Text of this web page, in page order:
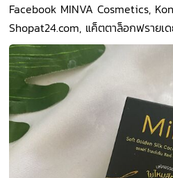
Facebook MINVA Cosmetics,
Shopat24.com, แค็ตตาล็อกฟรายเ